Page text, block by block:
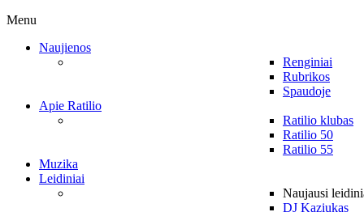
Menu
Naujienos
Renginiai
Rubrikos
Spaudoje
Apie Ratilio
Ratilio klubas
Ratilio 50
Ratilio 55
Muzika
Leidiniai
Naujausi
DJ Kaziukas